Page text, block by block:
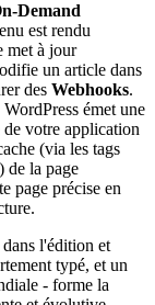
Demand
est rendu
met à jour
un article dans
des Webhooks.
émet une
votre application
(via les tags
) de la page
page précise en
l'édition et
typé, et un
- forme la